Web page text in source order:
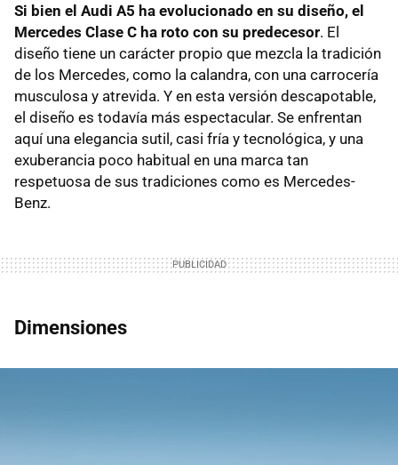
Si bien el Audi A5 ha evolucionado en su diseño, el
Mercedes Clase C ha roto con su predecesor. El
diseño tiene un carácter propio que mezcla la tradición
de los Mercedes, como la calandra, con una carrocería
musculosa y atrevida. Y en esta versión descapotable,
el diseño es todavía más espectacular. Se enfrentan
aquí una elegancia sutil, casi fría y tecnológica, y una
exuberancia poco habitual en una marca tan
respetuosa de sus tradiciones como es Mercedes-
Benz.
Dimensiones